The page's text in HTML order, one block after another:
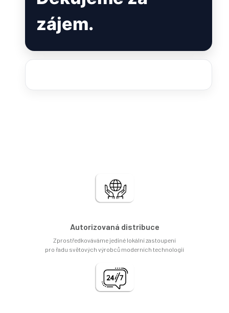
zájem.
Autorizovaná distribuce
Zprostředkováváme jediné lokální zastoupení
pro řadu světových výrobců moderních technologií